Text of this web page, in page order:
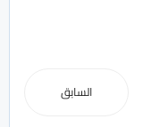
السابق